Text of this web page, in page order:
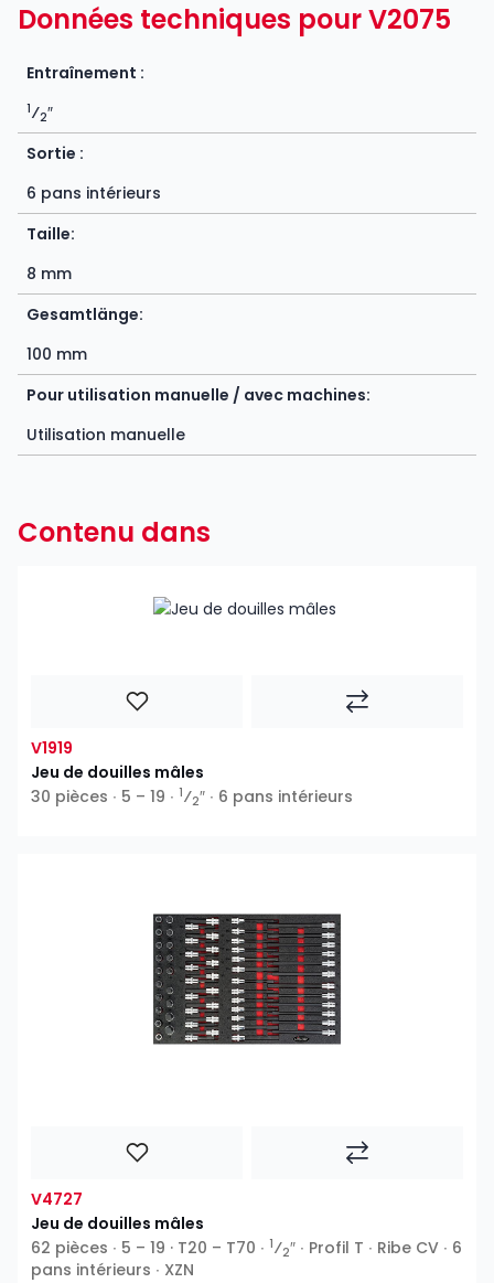
Données techniques pour V2075
Entraînement :
1⁄2″
Sortie :
6 pans intérieurs
Taille:
8 mm
Gesamtlänge:
100 mm
Pour utilisation manuelle / avec machines:
Utilisation manuelle
Contenu dans
V1919
Jeu de douilles mâles
30 pièces ∙ 5 – 19 ∙ 1⁄2″ ∙ 6 pans intérieurs
V4727
Jeu de douilles mâles
62 pièces ∙ 5 – 19 · T20 – T70 ∙ 1⁄2″ ∙ Profil T ∙ Ribe CV ∙ 6
pans intérieurs ∙ XZN